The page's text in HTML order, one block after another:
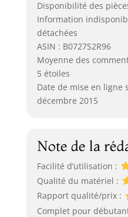
Disponibilité des
Information
détachées
ASIN : B0727S2R96
Moyenne des
5 étoiles
Date de mise en ligne
décembre 2015
Note de la
Facilité d’utilisation :
Qualité du matériel :
Rapport qualité/prix :
Complet pour